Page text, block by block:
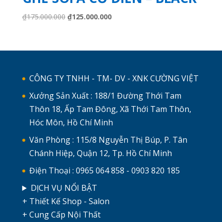
₫175.000.000 Giá
₫175.000.000.
₫125.000.000Giá
là:
CÔNG TY TNHH - TM- DV - XNK CƯỜNG VIỆT
Xưởng Sản Xuất : 188/1 Đường Thới Tam
Thôn 18, Ấp Tam Đông, Xã Thới Tam Thôn,
Hóc Môn, Hồ Chí Minh
Văn Phòng : 115/8 Nguyễn Thị Búp, P. Tân
Chánh Hiệp, Quận 12, Tp. Hồ Chí Minh
Điện Thoại : 0965 064 858 - 0903 820 185
DỊCH VỤ NỔI BẬT
+ Thiết Kế Shop - Salon
+ Cung Cấp Nội Thất